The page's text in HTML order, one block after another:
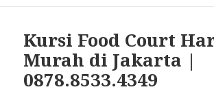
Kursi Food Court
Murah di Jakarta |
0878.8533.4349